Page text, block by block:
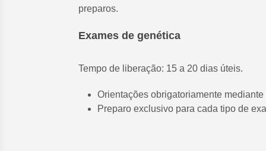
preparos.
Exames de genética
Tempo de liberação: 15 a 20 dias úteis.
Orientações obrigatoriamente
Preparo exclusivo para cada tipo de